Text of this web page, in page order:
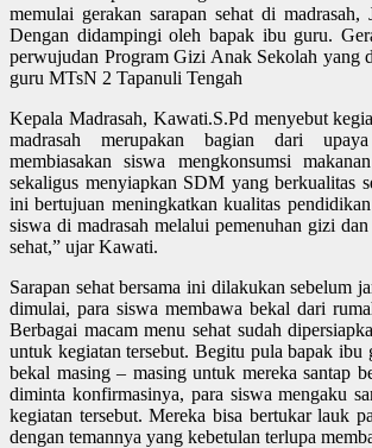
memulai gerakan sarapan sehat di madrasah,
Dengan didampingi oleh bapak ibu guru.
perwujudan Program Gizi Anak Sekolah yang
guru MTsN 2 Tapanuli Tengah
Kepala Madrasah, Kawati.S.Pd menyebut
madrasah merupakan bagian dari
membiasakan siswa mengkonsumsi
sekaligus menyiapkan SDM yang berkualitas
ini bertujuan meningkatkan kualitas
siswa di madrasah melalui pemenuhan gizi
sehat,” ujar Kawati.
Sarapan sehat bersama ini dilakukan sebelum
dimulai, para siswa membawa bekal dari
Berbagai macam menu sehat sudah
untuk kegiatan tersebut. Begitu pula bapak ibu
bekal masing – masing untuk mereka santap
diminta konfirmasinya, para siswa mengaku
kegiatan tersebut. Mereka bisa bertukar lauk
dengan temannya yang kebetulan terlupa